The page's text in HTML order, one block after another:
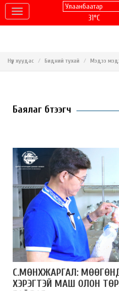
31°C
Нүүр хуудас Бидний тухай Мэдээ
Баялаг бүтээгч
С.МӨНХЖАРГАЛ:
ХЭРЭГТЭЙ МАШ ОЛОН